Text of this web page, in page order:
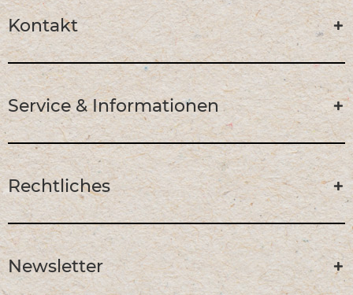
Kontakt
Service & Informationen
Rechtliches
Newsletter